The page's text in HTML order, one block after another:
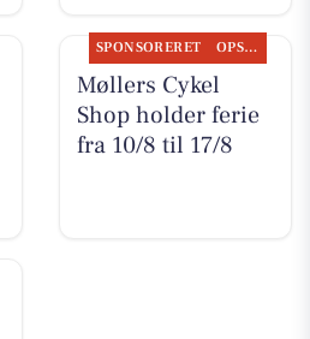
SPONSORERET OPSLAGSTAVLEN
Møllers Cykel
Shop holder ferie
fra 10/8 til 17/8